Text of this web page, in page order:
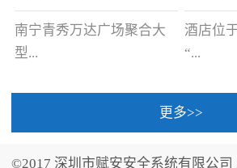
南宁青秀万达广场聚合大
型...
酒店位
“...
中国的
更多>>
©2017 深圳市赋安安全系统有限公司